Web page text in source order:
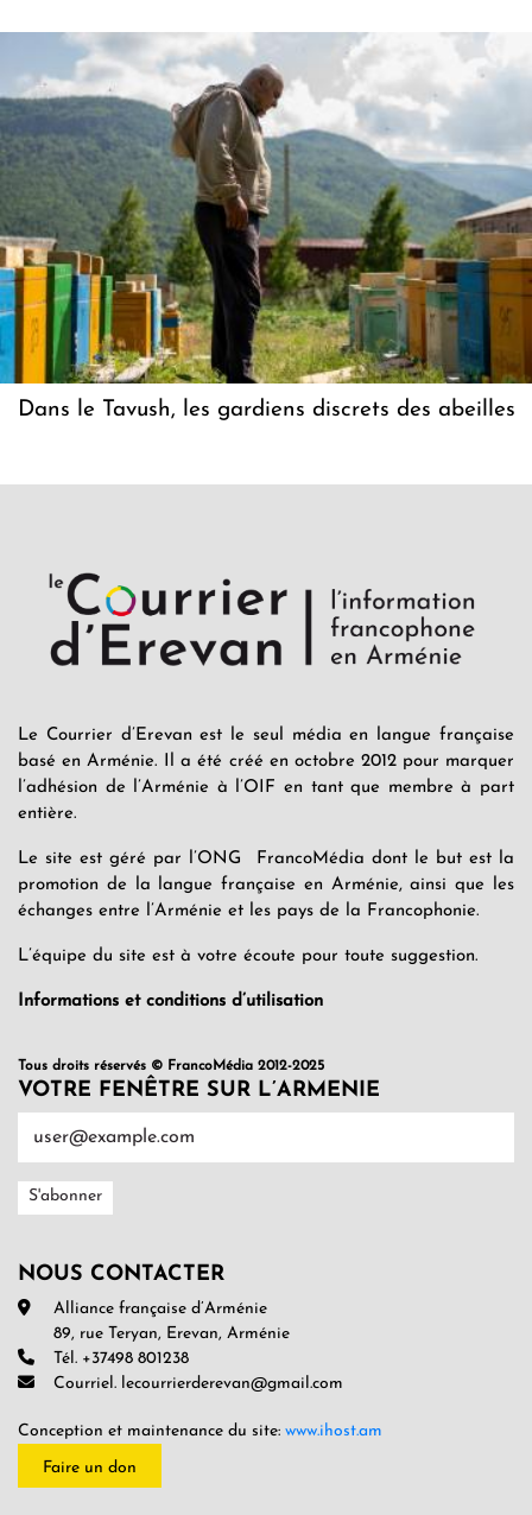
Dans le Tavush, les gardiens discrets des abeilles
Le Courrier d’Erevan est le seul média en langue française
basé en Arménie. Il a été créé en octobre 2012 pour marquer
l’adhésion de l’Arménie à l’OIF en tant que membre à part
entière.
Le site est géré par l’ONG FrancoMédia dont le but est la
promotion de la langue française en Arménie, ainsi que les
échanges entre l’Arménie et les pays de la Francophonie.
L’équipe du site est à votre écoute pour toute suggestion.
Informations et conditions d’utilisation
Tous droits réservés © FrancoMédia 2012-2025
VOTRE FENÊTRE SUR L’ARMENIE
NOUS CONTACTER
Alliance française d’Arménie
89, rue Teryan, Erevan, Arménie
Tél. +37498 801238
Courriel. lecourrierderevan@gmail.com
Conception et maintenance du site: www.ihost.am
Faire un don